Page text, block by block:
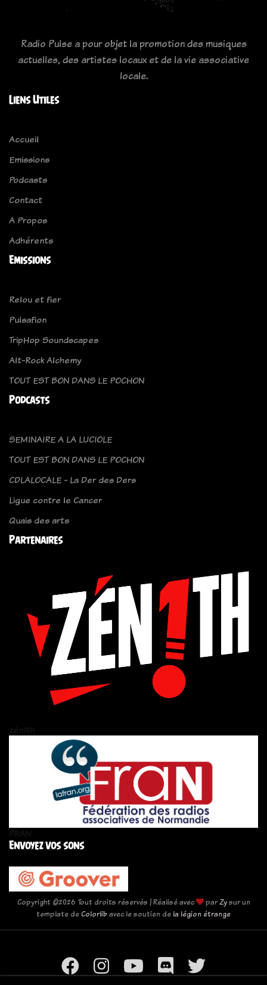
Radio Pulse a pour objet la promotion des musiques
actuelles, des artistes locaux et de la vie associative
locale.
Liens Utiles
Accueil
Emissions
Podcasts
Contact
A Propos
Adhérents
Emissions
Relou et fier
Pulsafion
TripHop Soundscapes
Alt-Rock Alchemy
TOUT EST BON DANS LE POCHON
Podcasts
SEMINAIRE A LA LUCIOLE
TOUT EST BON DANS LE POCHON
CDLALOCALE - La Der des Ders
Ligue contre le Cancer
Quais des arts
Partenaires
Envoyez vos sons
Copyright ©2026 Tout droits réservés | Réalisé avec parZysur un
template deColorlibavec le soutien de la légion étrange